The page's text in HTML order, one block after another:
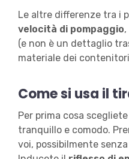
Le altre differenze tra i
velocità di pompaggio
(e non è un dettaglio
materiale dei
Come si usa il
Per prima cosa
tranquillo e comodo.
voi, possibilmente